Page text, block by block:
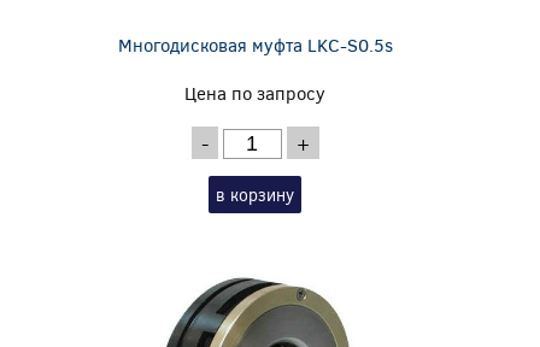
Многодисковая муфта LKC-S0.5s
Цена по запросу
- +
в корзину